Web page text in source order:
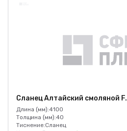
Сланец Алтайский смоляной
Длина (мм):4100
Толщина (мм):40
Тиснение:Сланец